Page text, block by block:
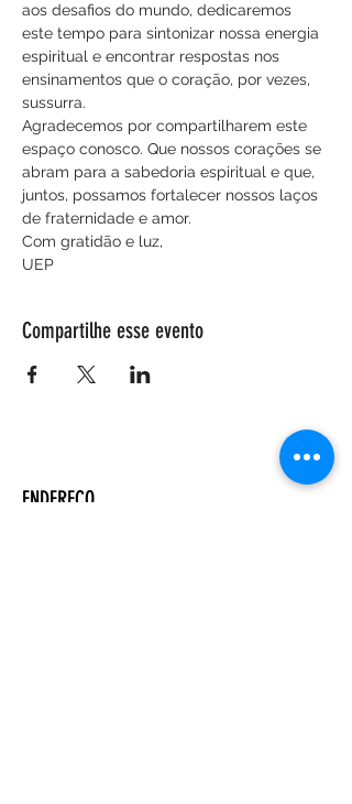
aos desafios do mundo, dedicaremos
este tempo para sintonizar nossa energia
espiritual e encontrar respostas nos
ensinamentos que o coração, por vezes,
sussurra.
Agradecemos por compartilharem este
espaço conosco. Que nossos corações se
abram para a sabedoria espiritual e que,
juntos, possamos fortalecer nossos laços
de fraternidade e amor.
Com gratidão e luz,
UEP
Compartilhe esse evento
ENDEREÇO